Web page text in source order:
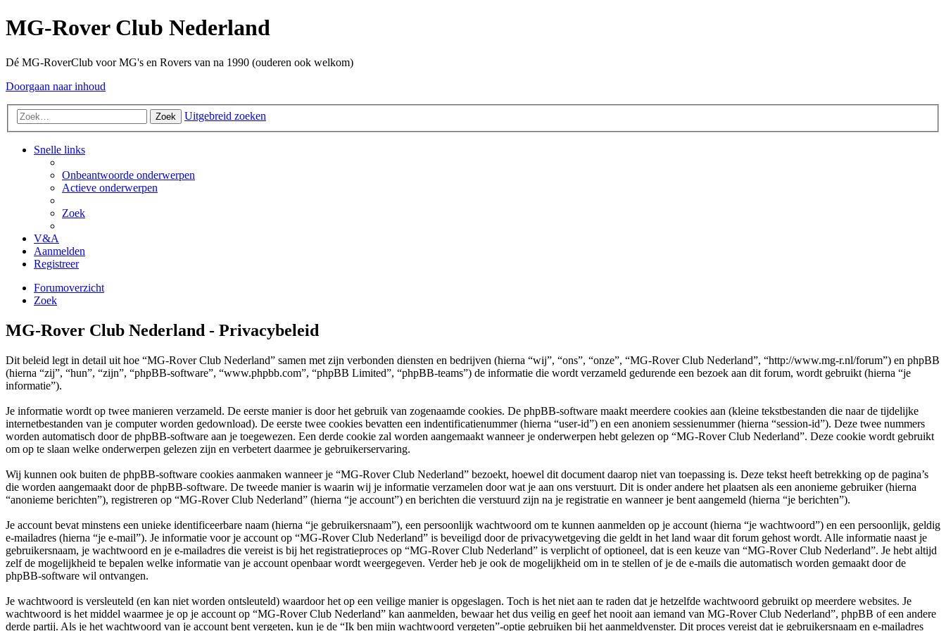
MG-Rover Club Nederland
Dé MG-RoverClub voor MG's en Rovers van na 1990 (ouderen ook welkom)
Doorgaan naar inhoud
Zoek Uitgebreid zoeken
Snelle links
Onbeantwoorde onderwerpen
Actieve onderwerpen
Zoek
V&A
Aanmelden
Registreer
Forumoverzicht
Zoek
MG-Rover Club Nederland - Privacybeleid
Dit beleid legt in detail uit hoe “MG-Rover Club Nederland” samen met zijn verbonden diensten en bedrijven (hierna “wij”, “ons”, “onze”, “MG-Rover Club Nederland”, “http://www.mg-r.nl/forum”) en phpBB
(hierna “zij”, “hun”, “zijn”, “phpBB-software”, “www.phpbb.com”, “phpBB Limited”, “phpBB-teams”) de informatie die wordt verzameld gedurende een bezoek aan dit forum, wordt gebruikt (hierna “je
informatie”).
Je informatie wordt op twee manieren verzameld. De eerste manier is door het gebruik van zogenaamde cookies. De phpBB-software maakt meerdere cookies aan (kleine tekstbestanden die naar de tijdelijke
internetbestanden van je computer worden gedownload). De eerste twee cookies bevatten een indentificatienummer (hierna “user-id”) en een anoniem sessienummer (hierna “session-id”). Deze twee nummers
worden automatisch door de phpBB-software aan je toegewezen. Een derde cookie zal worden aangemaakt wanneer je onderwerpen hebt gelezen op “MG-Rover Club Nederland”. Deze cookie wordt gebruikt
om op te slaan welke onderwerpen gelezen zijn en verbetert daarmee je gebruikerservaring.
Wij kunnen ook buiten de phpBB-software cookies aanmaken wanneer je “MG-Rover Club Nederland” bezoekt, hoewel dit document daarop niet van toepassing is. Deze tekst heeft betrekking op de pagina’s
die worden aangemaakt door de phpBB-software. De tweede manier is waarin wij je informatie verzamelen door wat je aan ons verstuurt. Dit is onder andere het plaatsen als een anonieme gebruiker (hierna
“anonieme berichten”), registreren op “MG-Rover Club Nederland” (hierna “je account”) en berichten die verstuurd zijn na je registratie en wanneer je bent aangemeld (hierna “je berichten”).
Je account bevat minstens een unieke identificeerbare naam (hierna “je gebruikersnaam”), een persoonlijk wachtwoord om te kunnen aanmelden op je account (hierna “je wachtwoord”) en een persoonlijk, geldig
e-mailadres (hierna “je e-mail”). Je informatie voor je account op “MG-Rover Club Nederland” is beveiligd door de privacywetgeving die geldt in het land waar dit forum gehost wordt. Alle informatie naast je
gebruikersnaam, je wachtwoord en je e-mailadres die vereist is bij het registratieproces op “MG-Rover Club Nederland” is verplicht of optioneel, dat is een keuze van “MG-Rover Club Nederland”. Je hebt altijd
zelf de mogelijkheid te bepalen welke informatie van je account openbaar wordt weergegeven. Verder heb je ook de mogelijkheid om in te stellen of je de e-mails die automatisch worden gemaakt door de
phpBB-software wil ontvangen.
Je wachtwoord is versleuteld (en kan niet worden ontsleuteld) waardoor het op een veilige manier is opgeslagen. Toch is het niet aan te raden dat je hetzelfde wachtwoord gebruikt op meerdere websites. Je
wachtwoord is het middel waarmee je op je account op “MG-Rover Club Nederland” kan aanmelden, bewaar het dus veilig en geef het nooit aan iemand van MG-Rover Club Nederland”, phpBB of een andere
derde partij. Als je het wachtwoord van je account bent vergeten, kun je de “Ik ben mijn wachtwoord vergeten”-optie gebruiken bij het aanmeldvenster. Dit proces vereist dat je gebruikersnaam en e-mailadres